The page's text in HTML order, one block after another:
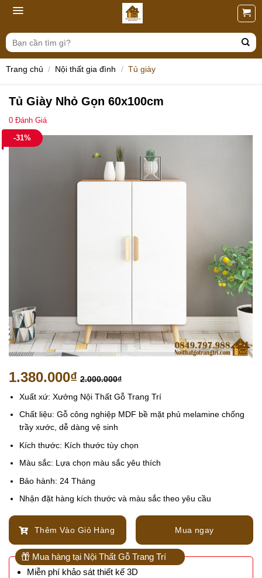
Skip
content
Tìm
kiếm:
Trang chủ / Nội thất gia đình / Tủ giày
Tủ Giày Nhỏ Gọn 60x100cm
0 Đánh Giá
-31%
1.380.000₫ 2.000.000₫
Xuất xứ: Xưởng Nội Thất Gỗ Trang Trí
Chất liệu: Gỗ công nghiệp MDF bề mặt phủ melamine chống
trầy xước, dễ dàng vệ sinh
Kích thước: Kích thước tùy chọn
Màu sắc: Lựa chọn màu sắc yêu thích
Bảo hành: 24 Tháng
Nhận đặt hàng kích thước và màu sắc theo yêu cầu
Thêm Vào Giỏ Hàng Mua ngay
Mua hàng tại Nội Thất Gỗ Trang Trí
Miễn phí khảo sát thiết kế 3D